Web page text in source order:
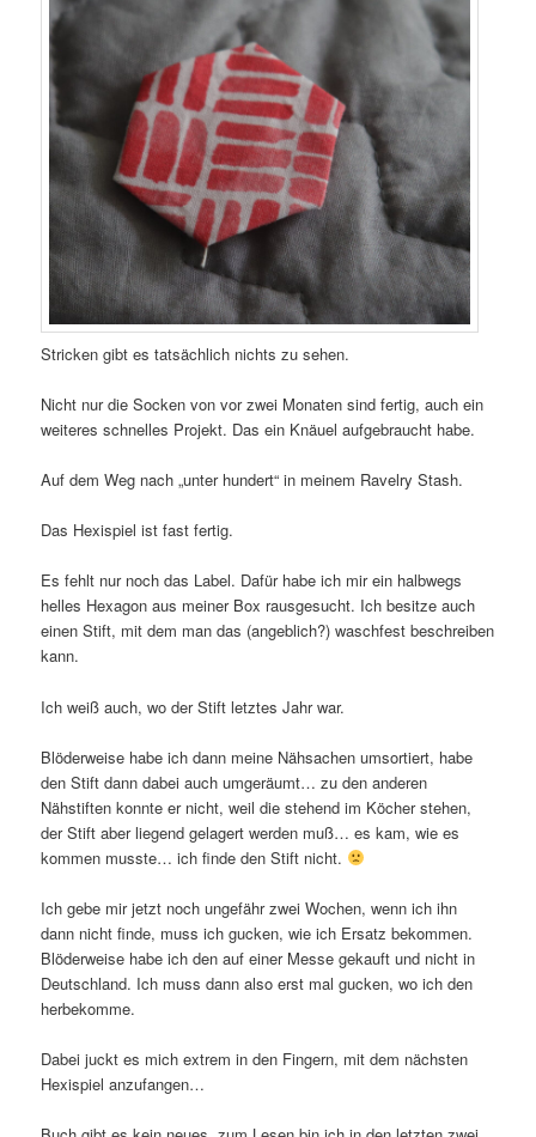
Stricken gibt es tatsächlich nichts zu sehen.
Nicht nur die Socken von vor zwei Monaten sind fertig, auch ein
weiteres schnelles Projekt. Das ein Knäuel aufgebraucht habe.
Auf dem Weg nach „unter hundert“ in meinem Ravelry Stash.
Das Hexispiel ist fast fertig.
Es fehlt nur noch das Label. Dafür habe ich mir ein halbwegs
helles Hexagon aus meiner Box rausgesucht. Ich besitze auch
einen Stift, mit dem man das (angeblich?) waschfest beschreiben
kann.
Ich weiß auch, wo der Stift letztes Jahr war.
Blöderweise habe ich dann meine Nähsachen umsortiert, habe
den Stift dann dabei auch umgeräumt… zu den anderen
Nähstiften konnte er nicht, weil die stehend im Köcher stehen,
der Stift aber liegend gelagert werden muß… es kam, wie es
kommen musste… ich finde den Stift nicht.
Ich gebe mir jetzt noch ungefähr zwei Wochen, wenn ich ihn
dann nicht finde, muss ich gucken, wie ich Ersatz bekommen.
Blöderweise habe ich den auf einer Messe gekauft und nicht in
Deutschland. Ich muss dann also erst mal gucken, wo ich den
herbekomme.
Dabei juckt es mich extrem in den Fingern, mit dem nächsten
Hexispiel anzufangen…